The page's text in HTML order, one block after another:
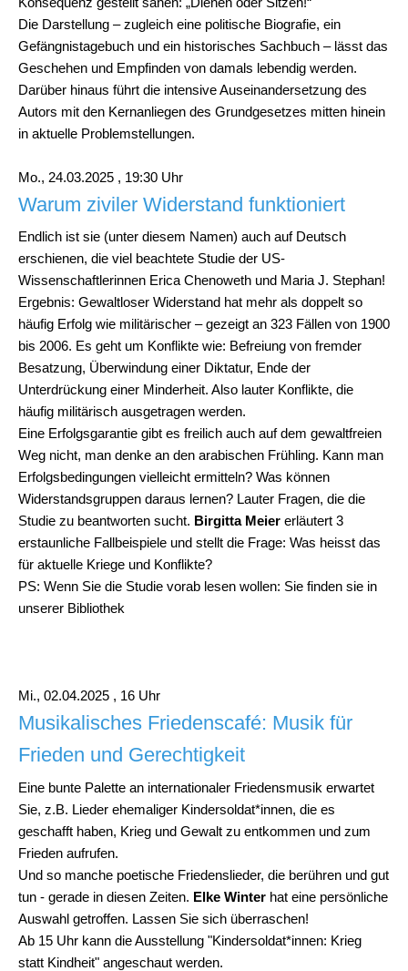
Die Darstellung – zugleich eine politische Biografie, ein
Gefängnistagebuch und ein historisches Sachbuch – lässt das
Geschehen und Empfinden von damals lebendig werden.
Darüber hinaus führt die intensive Auseinandersetzung des
Autors mit den Kernanliegen des Grundgesetzes mitten hinein
in aktuelle Problemstellungen.
Mo., 24.03.2025 , 19:30 Uhr
Warum ziviler Widerstand funktioniert
Endlich ist sie (unter diesem Namen) auch auf Deutsch
erschienen, die viel beachtete Studie der US-
Wissenschaftlerinnen Erica Chenoweth und Maria J. Stephan!
Ergebnis: Gewaltloser Widerstand hat mehr als doppelt so
häufig Erfolg wie militärischer – gezeigt an 323 Fällen von 1900
bis 2006. Es geht um Konflikte wie: Befreiung von fremder
Besatzung, Überwindung einer Diktatur, Ende der
Unterdrückung einer Minderheit. Also lauter Konflikte, die
häufig militärisch ausgetragen werden.
Eine Erfolgsgarantie gibt es freilich auch auf dem gewaltfreien
Weg nicht, man denke an den arabischen Frühling. Kann man
Erfolgsbedingungen vielleicht ermitteln? Was können
Widerstandsgruppen daraus lernen? Lauter Fragen, die die
Studie zu beantworten sucht. Birgitta Meier erläutert 3
erstaunliche Fallbeispiele und stellt die Frage: Was heisst das
für aktuelle Kriege und Konflikte?
PS: Wenn Sie die Studie vorab lesen wollen: Sie finden sie in
unserer Bibliothek
Mi., 02.04.2025 , 16 Uhr
Musikalisches Friedenscafé: Musik für
Frieden und Gerechtigkeit
Eine bunte Palette an internationaler Friedensmusik erwartet
Sie, z.B. Lieder ehemaliger Kindersoldat*innen, die es
geschafft haben, Krieg und Gewalt zu entkommen und zum
Frieden aufrufen.
Und so manche poetische Friedenslieder, die berühren und gut
tun - gerade in diesen Zeiten. Elke Winter hat eine persönliche
Auswahl getroffen. Lassen Sie sich überraschen!
Ab 15 Uhr kann die Ausstellung "Kindersoldat*innen: Krieg
statt Kindheit" angeschaut werden.